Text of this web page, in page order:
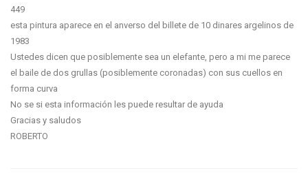
449
esta pintura aparece en el anverso del billete de 10 dinares argelinos de
1983
Ustedes dicen que posiblemente sea un elefante, pero a mi me parece
el baile de dos grullas (posiblemente coronadas) con sus cuellos en
forma curva
No se si esta información les puede resultar de ayuda
Gracias y saludos
ROBERTO